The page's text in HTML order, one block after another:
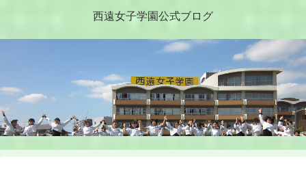
西遠女子学園公式ブログ